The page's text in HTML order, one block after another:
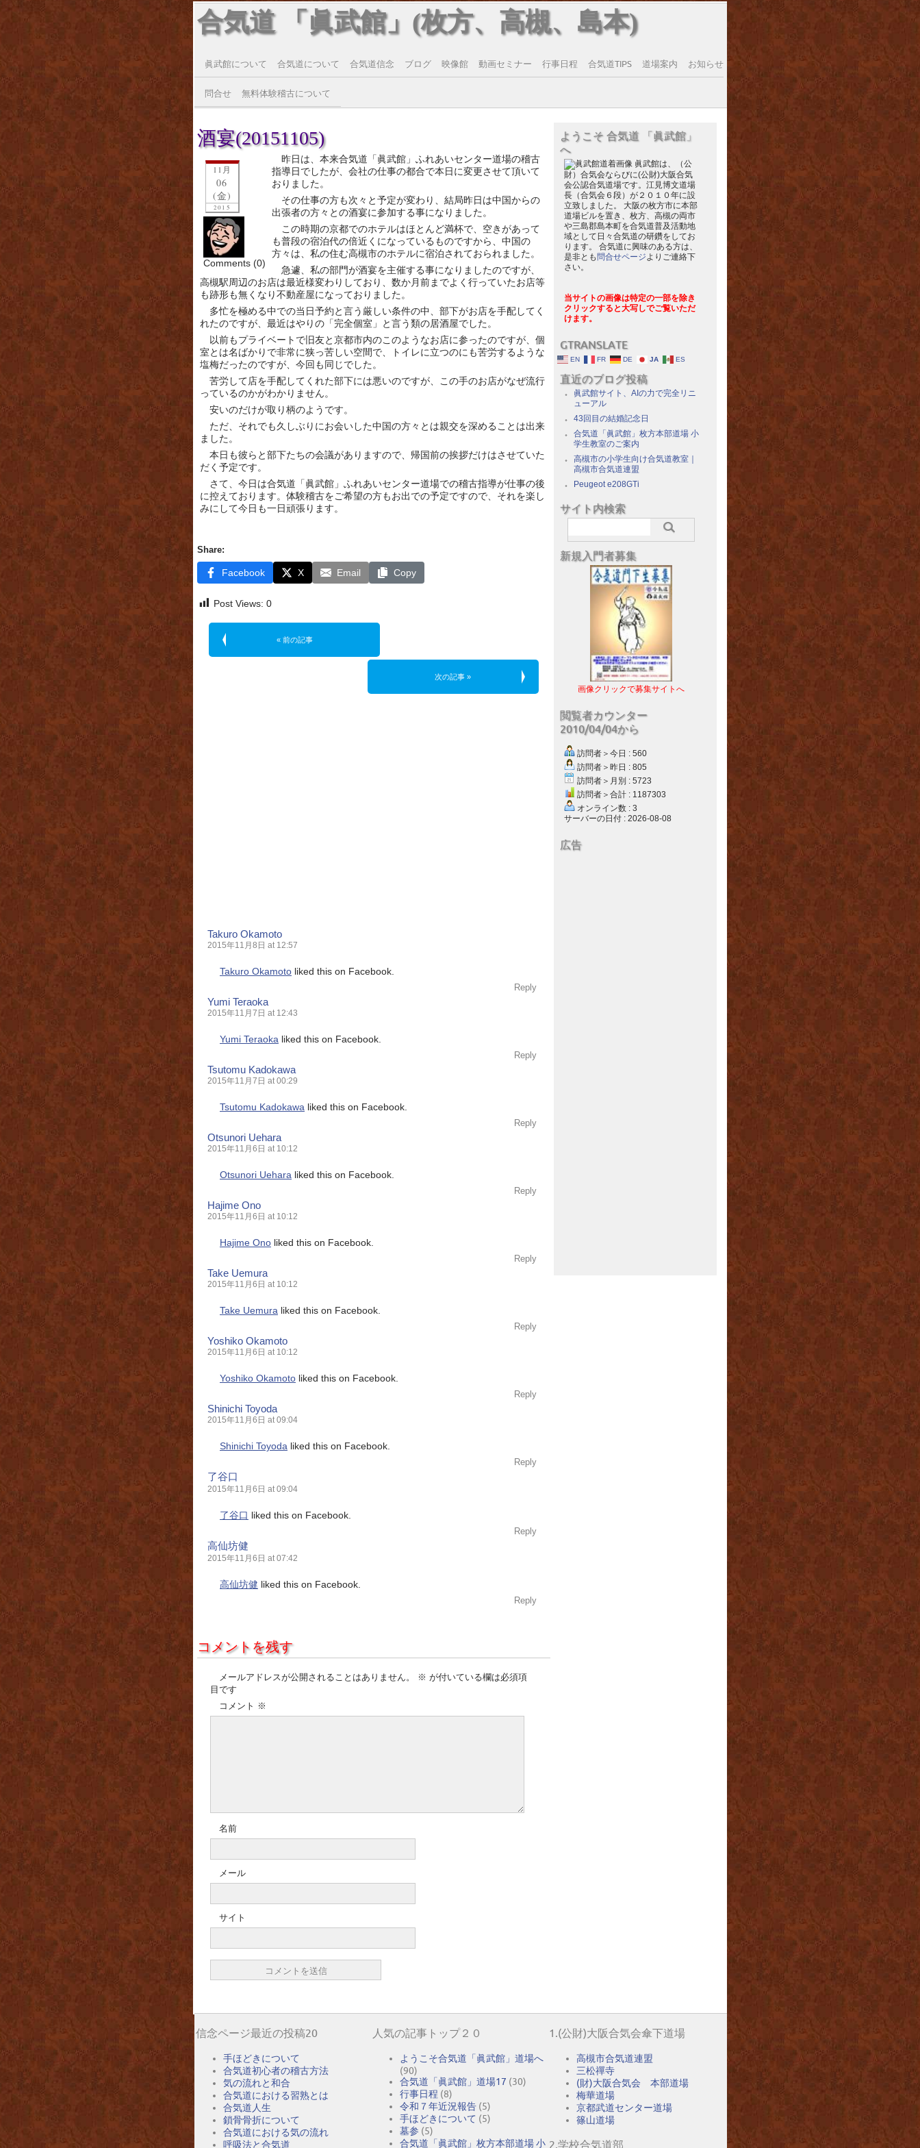
合気道 「眞武館」(枚方、高槻、島本)
眞武館について 合気道について 合気道信念 ブログ 映像館 動画セミナー 行事日程 合気道TIPS 道場案内 お知らせ
問合せ 無料体験稽古について
酒宴(20151105)
11月
06
(金)
2015
Comments (0)
昨日は、本来合気道「眞武館」ふれあいセンター道場の稽古
指導日でしたが、会社の仕事の都合で本日に変更させて頂いて
おりました。
その仕事の方も次々と予定が変わり、結局昨日は中国からの
出張者の方々との酒宴に参加する事になりました。
この時期の京都でのホテルはほとんど満杯で、空きがあって
も普段の宿泊代の倍近くになっているものですから、中国の
方々は、私の住む高槻市のホテルに宿泊されておられました。
急遽、私の部門が酒宴を主催する事になりましたのですが、
高槻駅周辺のお店は最近様変わりしており、数か月前までよく行っていたお店等
も跡形も無くなり不動産屋になっておりました。
多忙を極める中での当日予約と言う厳しい条件の中、部下がお店を手配してく
れたのですが、最近はやりの「完全個室」と言う類の居酒屋でした。
以前もプライベートで旧友と京都市内のこのようなお店に参ったのですが、個
室とは名ばかりで非常に狭っ苦しい空間で、トイレに立つのにも苦労するような
塩梅だったのですが、今回も同じでした。
苦労して店を手配してくれた部下には悪いのですが、この手のお店がなぜ流行
っているのかがわかりません。
安いのだけが取り柄のようです。
ただ、それでも久しぶりにお会いした中国の方々とは親交を深めることは出来
ました。
本日も彼らと部下たちの会議がありますので、帰国前の挨拶だけはさせていた
だく予定です。
さて、今日は合気道「眞武館」ふれあいセンター道場での稽古指導が仕事の後
に控えております。体験稽古をご希望の方もお出での予定ですので、それを楽し
みにして今日も一日頑張ります。
Share:
Facebook X Email Copy
Post Views: 0
« 前の記事
次の記事 »
Takuro Okamoto
2015年11月8日 at 12:57
Takuro Okamoto liked this on Facebook.
Reply
Yumi Teraoka
2015年11月7日 at 12:43
Yumi Teraoka liked this on Facebook.
Reply
Tsutomu Kadokawa
2015年11月7日 at 00:29
Tsutomu Kadokawa liked this on Facebook.
Reply
Otsunori Uehara
2015年11月6日 at 10:12
Otsunori Uehara liked this on Facebook.
Reply
Hajime Ono
2015年11月6日 at 10:12
Hajime Ono liked this on Facebook.
Reply
Take Uemura
2015年11月6日 at 10:12
Take Uemura liked this on Facebook.
Reply
Yoshiko Okamoto
2015年11月6日 at 10:12
Yoshiko Okamoto liked this on Facebook.
Reply
Shinichi Toyoda
2015年11月6日 at 09:04
Shinichi Toyoda liked this on Facebook.
Reply
了谷口
2015年11月6日 at 09:04
了谷口 liked this on Facebook.
Reply
高仙坊健
2015年11月6日 at 07:42
高仙坊健 liked this on Facebook.
Reply
コメントを残す
メールアドレスが公開されることはありません。 ※ が付いている欄は必須項
目です
コメント ※
名前
メール
サイト
ようこそ 合気道 「眞武館」
へ
眞武館は、（公
財）合気会ならびに(公財)大阪合気
会公認合気道場です。江見博文道場
長（合気会６段）が２０１０年に設
立致しました。 大阪の枚方市に本部
道場ビルを置き、枚方、高槻の両市
や三島郡島本町を合気道普及活動地
域として日々合気道の研鑽をしてお
ります。 合気道に興味のある方は、
是非とも 問合せページよりご連絡下
さい。
当サイトの画像は特定の一部を除き
クリックすると大写しでご覧いただ
けます。
GTRANSLATE
EN FR DE JA ES
直近のブログ投稿
眞武館サイト、AIの力で完全リニ
ューアル
43回目の結婚記念日
合気道「眞武館」枚方本部道場 小
学生教室のご案内
高槻市の小学生向け合気道教室｜
高槻市合気道連盟
Peugeot e208GTi
サイト内検索
新規入門者募集
画像クリックで募集サイトへ
閲覧者カウンター
2010/04/04から
訪問者＞今日 : 560
訪問者＞昨日 : 805
訪問者＞月別 : 5723
訪問者＞合計 : 1187303
オンライン数 : 3
サーバーの日付 : 2026-08-08
広告
信念ページ最近の投稿20
手ほどきについて
合気道初心者の稽古方法
気の流れと和合
合気道における習熟とは
合気道人生
鎖骨骨折について
合気道における気の流れ
呼吸法と合気道
人気の記事トップ２０
ようこそ合気道「眞武館」道場へ
(90)
合気道「眞武館」道場17 (30)
行事日程 (8)
令和７年近況報告 (5)
手ほどきについて (5)
墓参 (5)
合気道「眞武館」枚方本部道場 小
1.(公財)大阪合気会傘下道場
高槻市合気道連盟
三松禪寺
(財)大阪合気会 本部道場
梅華道場
京都武道センター道場
篠山道場
2.学校合気道部